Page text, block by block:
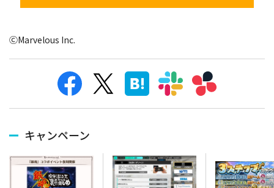
ⒸMarvelous Inc.
キャンペーン